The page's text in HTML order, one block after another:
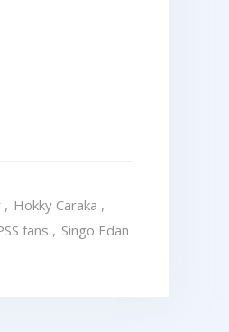
, Hokky Caraka ,
fans , Singo Edan